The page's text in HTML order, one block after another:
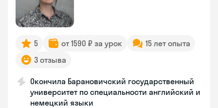
5 от 1590 ₽ за урок
15 лет опыта
3 отзыва
Окончила Барановичский государственный
университет по специальности английский и
немецкий языки